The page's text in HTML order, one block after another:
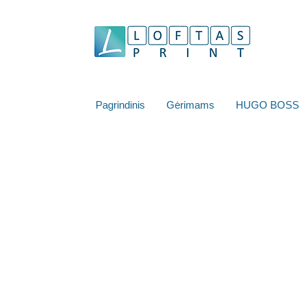
Pagrindinis Gėrimams HUGO BOSS